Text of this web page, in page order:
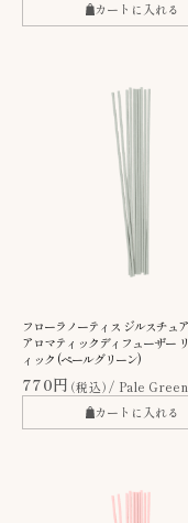
カートに入れる
フローラノーティス ジルスチュ
アロマティックディフューザー
ィック (ペールグリーン)
770円（税込） Pale Green
カートに入れる